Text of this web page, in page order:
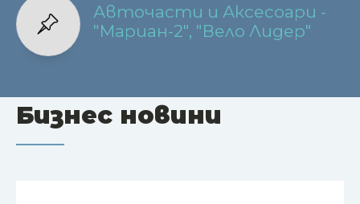
Авточасти и Аксесоари -
"Мариан-2", "Вело Лидер"
Бизнес новини